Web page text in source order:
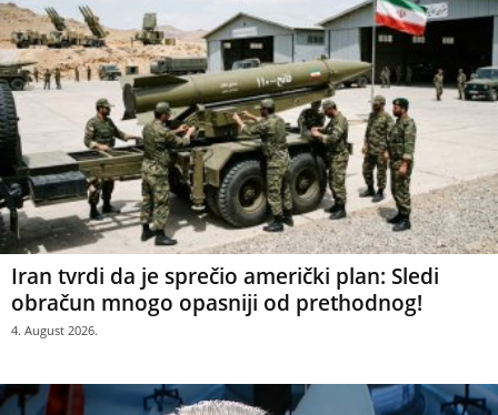
Iran tvrdi da je sprečio američki plan: Sledi
obračun mnogo opasniji od prethodnog!
4. August 2026.